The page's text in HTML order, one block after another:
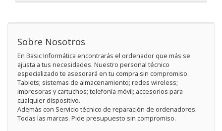
Sobre Nosotros
En Basic Informática encontrarás el ordenador que más se
ajusta a tus necesidades. Nuestro personal técnico
especializado te asesorará en tu compra sin compromiso.
Tablets; sistemas de almacenamiento; redes wireless;
impresoras y cartuchos; telefonía móvil; accesorios para
cualquier dispositivo.
Además con Servicio técnico de reparación de ordenadores.
Todas las marcas. Pide presupuesto sin compromiso.